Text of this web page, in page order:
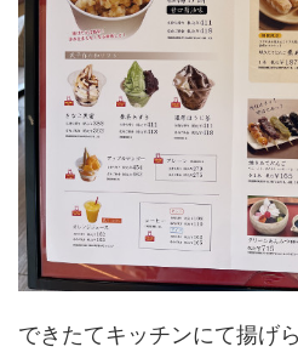
できたてキッチンにて揚げ